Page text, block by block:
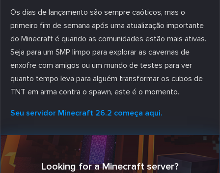
Os dias de lançamento são sempre caóticos, mas o
primeiro fim de semana após uma atualização importante
do Minecraft é quando as comunidades estão mais ativas.
Seja para um SMP limpo para explorar as cavernas de
enxofre com amigos ou um mundo de testes para ver
quanto tempo leva para alguém transformar os cubos de
TNT em arma contra o spawn, este é o momento.
Seu servidor Minecraft 26.2 começa aqui.
Looking for a Minecraft server?